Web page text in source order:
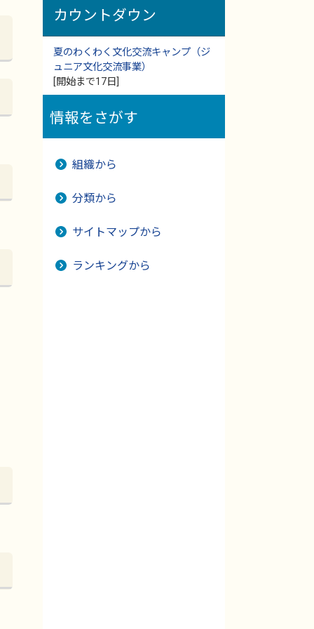
カウントダウン
夏のわくわく文化交流キャンプ（ジ
ュニア文化交流事業）
[開始まで17日]
情報をさがす
組織から
分類から
サイトマップから
ランキングから